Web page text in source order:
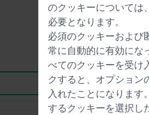
のクッキーについては
必要となります。
必須のクッキーおよび
常に自動的に有効にな
べてのクッキーを受け
クすると、オプション
入れたことになります
するクッキーを選択し